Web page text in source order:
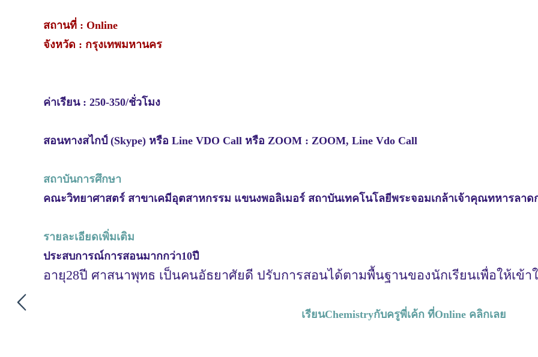
สถานที่ : Online
จังหวัด : กรุงเทพมหานคร
ค่าเรียน : 250-350/ชั่วโมง
สอนทางสไกป์ (Skype) หรือ Line VDO Call หรือ ZOOM : ZOOM, Line Vdo Call
สถาบันการศึกษา
คณะวิทยาศาสตร์ สาขาเคมีอุตสาหกรรม แขนงพอลิเมอร์ สถาบันเทคโนโลยีพระจอมเกล้าเจ้าคุณทหารลาด
รายละเอียดเพิ่มเติม
ประสบการณ์การสอนมากกว่า10ปี
อายุ28ปี ศาสนาพุทธ เป็นคนอัธยาศัยดี ปรับการสอนได้ตามพื้นฐานของนักเรียนเพื่อให้เข้า
เรียนChemistryกับครูพี่เค้ก ที่Online คลิกเลย